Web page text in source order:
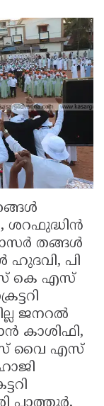
ശറഫുദ്ധിൻ
തങ്ങൾ
ഹുദവി, പി
കെ എസ്
ജനറൽ
കാശിഫി,
വൈ എസ്